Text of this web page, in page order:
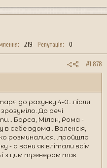
219 Репутація 0
#1 878
до рахунку 4-0...після
До речі
Барса, Мілан, Рома -
себе вдома...Валенсія,
розминалися...пройшло
- а вони як влітали всім
з цим тренером так